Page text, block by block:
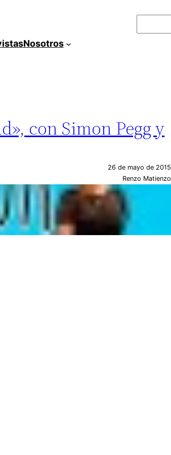
Nosotros
con Simon Pegg y
26 de mayo de 2015
Renzo Matienzo